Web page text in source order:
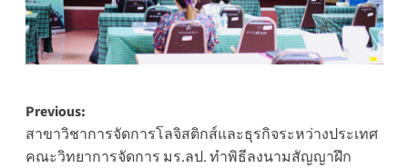
Post
navigation
Previous:
สาขาวิชาการจัดการโลจิสติกส์และธุรกิจระหว่างประเทศ
คณะวิทยาการจัดการ มร.ลป. ทำพิธีลงนามสัญญาฝึก